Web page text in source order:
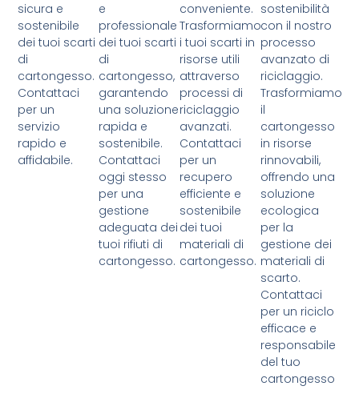
sicura e
sostenibile
dei tuoi scarti
di
cartongesso.
Contattaci
per un
servizio
rapido e
affidabile.
e
professionale
dei tuoi scarti
di
cartongesso,
garantendo
una soluzione
rapida e
sostenibile.
Contattaci
oggi stesso
per una
gestione
adeguata dei
tuoi rifiuti di
cartongesso.
conveniente.
Trasformiamo
i tuoi scarti in
risorse utili
attraverso
processi di
riciclaggio
avanzati.
Contattaci
per un
recupero
efficiente e
sostenibile
dei tuoi
materiali di
cartongesso.
sostenibilità
con il nostro
processo
avanzato di
riciclaggio.
Trasformiamo
il
cartongesso
in risorse
rinnovabili,
offrendo una
soluzione
ecologica
per la
gestione dei
materiali di
scarto.
Contattaci
per un riciclo
efficace e
responsabile
del tuo
cartongesso